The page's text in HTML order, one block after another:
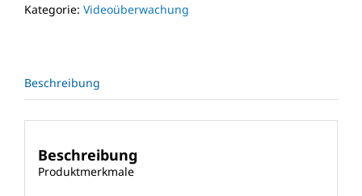
Kategorie: Videoüberwachung
Beschreibung
Beschreibung
Produktmerkmale